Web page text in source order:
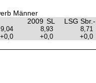
Männer
2009 SL LSG
9,04 8,93
8,71
+0,0 +0,0 +0,0